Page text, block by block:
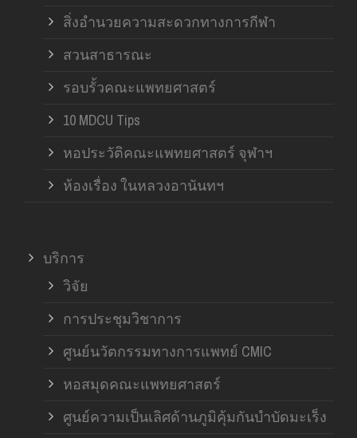
สิ่งอำนวยความสะดวกทางการกีฬา
สวนสาธารณะ
รอบรั้วคณะแพทยศาสตร์
10 MDCU Tips
หอประวัติคณะแพทยศาสตร์ จุฬาฯ
ห้องเรื่อง ในหลวงอานันทฯ
บริการ
วิจัย
การประชุมวิชาการ
ศูนย์นวัตกรรมทางการแพทย์ CMIC
หอสมุดคณะแพทยศาสตร์
ศูนย์ความเป็นเลิศด้านภูมิคุ้มกันบำบัดมะเร็ง